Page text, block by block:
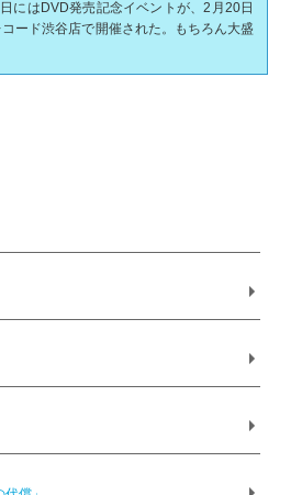
にはDVD発売記念イベントが、2月20日
ード渋谷店で開催された。もちろん大盛